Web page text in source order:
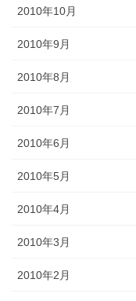
2010年10月
2010年9月
2010年8月
2010年7月
2010年6月
2010年5月
2010年4月
2010年3月
2010年2月